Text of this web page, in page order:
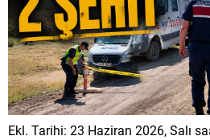
Ekl. Tarihi: 23 Haziran 2026, Salı